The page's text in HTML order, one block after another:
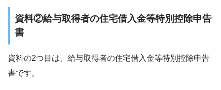
資料②給与取得者の住宅借入金等特別控除申告
書
資料の2つ目は、給与取得者の住宅借入金等特別控除申告
書です。